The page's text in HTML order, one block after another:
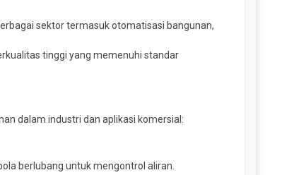
sektor termasuk otomatisasi bangunan,
tinggi yang memenuhi standar
dalam industri dan aplikasi komersial:
berlubang untuk mengontrol aliran.